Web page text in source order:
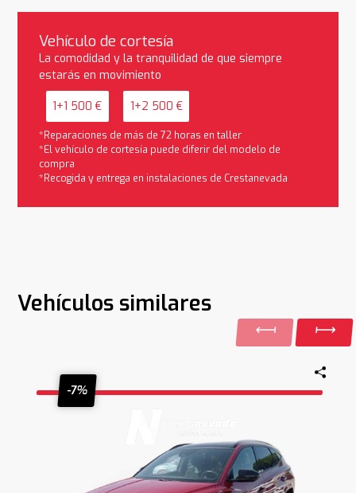
Vehículo de cortesía
La comodidad y la tranquilidad de que siempre
estarás en movimiento
1+1 500 € 1+2 500 €
*Reparaciones de más de 72 horas en taller
*El vehículo de cortesía puede diferir del modelo de
compra
*Recogida y entrega en instalaciones de Crestanevada
Vehículos similares
-7%